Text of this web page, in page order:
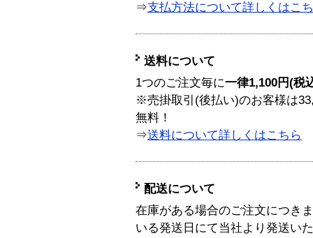
⇒支払方法について詳しくはこ
送料について
1つのご注文毎に一律1,100円(税
※売掛取引(後払い)のお客様は
無料！
⇒送料について詳しくはこちら
配送について
在庫がある場合のご注文につき
いる発送日にて当社より発送い